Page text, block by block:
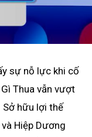
sự nỗ lực khi cố
Thua vẫn vượt
hữu lợi thế
Hiệp Dương